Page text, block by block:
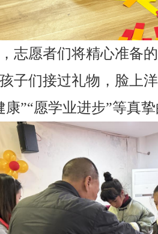
志愿者们将精心准备
子们接过礼物，脸上
康”“愿学业进步”等真